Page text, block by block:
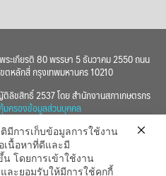
ะเกียรติ 80 พรรษา 5 ธันวาคม 2550 ถนน
ตหลักสี่ กรุงเทพมหานคร 10210
ขสิทธิ์ 2537 โดย สำนักงานสภาเกษตรกร
มครองข้อมูลส่วนบุคคล
มีการเก็บข้อมูลการใช้งาน
เนื้อหาที่ดีและมี
โดยการเข้าใช้งาน
ละยอมรับให้มีการใช้คุกกี้